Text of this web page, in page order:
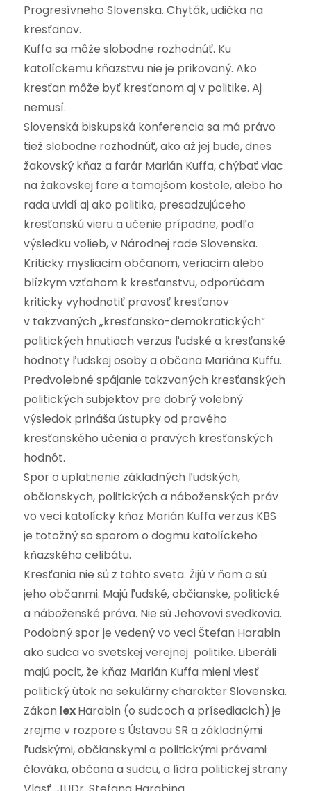
Progresívneho Slovenska. Chyták, udička na
kresťanov.
Kuffa sa môže slobodne rozhodnúť. Ku
katolíckemu kňazstvu nie je prikovaný. Ako
kresťan môže byť kresťanom aj v politike. Aj
nemusí.
Slovenská biskupská konferencia sa má právo
tiež slobodne rozhodnúť, ako až jej bude, dnes
žakovský kňaz a farár Marián Kuffa, chýbať viac
na žakovskej fare a tamojšom kostole, alebo ho
rada uvidí aj ako politika, presadzujúceho
kresťanskú vieru a učenie prípadne, podľa
výsledku volieb, v Národnej rade Slovenska.
Kriticky mysliacim občanom, veriacim alebo
blízkym vzťahom k kresťanstvu, odporúčam
kriticky vyhodnotiť pravosť kresťanov
v takzvaných „kresťansko-demokratických“
politických hnutiach verzus ľudské a kresťanské
hodnoty ľudskej osoby a občana Mariána Kuffu.
Predvolebné spájanie takzvaných kresťanských
politických subjektov pre dobrý volebný
výsledok prináša ústupky od pravého
kresťanského učenia a pravých kresťanských
hodnôt.
Spor o uplatnenie základných ľudských,
občianskych, politických a náboženských práv
vo veci katolícky kňaz Marián Kuffa verzus KBS
je totožný so sporom o dogmu katolíckeho
kňazského celibátu.
Kresťania nie sú z tohto sveta. Žijú v ňom a sú
jeho občanmi. Majú ľudské, občianske, politické
a náboženské práva. Nie sú Jehovovi svedkovia.
Podobný spor je vedený vo veci Štefan Harabin
ako sudca vo svetskej verejnej politike. Liberáli
majú pocit, že kňaz Marián Kuffa mieni viesť
politický útok na sekulárny charakter Slovenska.
Zákon lexHarabin (o sudcoch a prísediacich) je
zrejme v rozpore s Ústavou SR a základnými
ľudskými, občianskymi a politickými právami
člováka, občana a sudcu, a lídra politickej strany